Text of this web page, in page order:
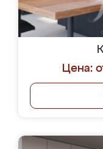
Цена: